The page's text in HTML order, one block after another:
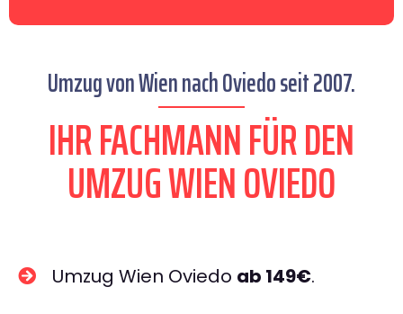
Umzug von Wien nach Oviedo seit 2007.
IHR FACHMANN FÜR DEN
UMZUG WIEN OVIEDO
Umzug Wien Oviedo ab 149€.